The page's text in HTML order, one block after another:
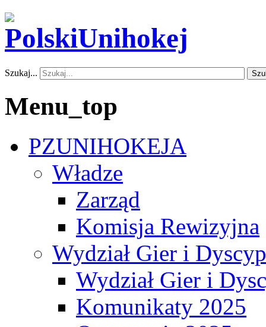
Szukaj...
Menu_top
PZUNIHOKEJA
Władze
Zarząd
Komisja Rewizyjna
Wydział Gier i
Wydział Gier i
Komunikaty 2025